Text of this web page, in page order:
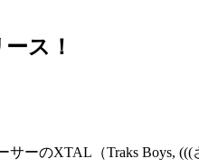
ス！
ーのXTAL（Traks Boys,